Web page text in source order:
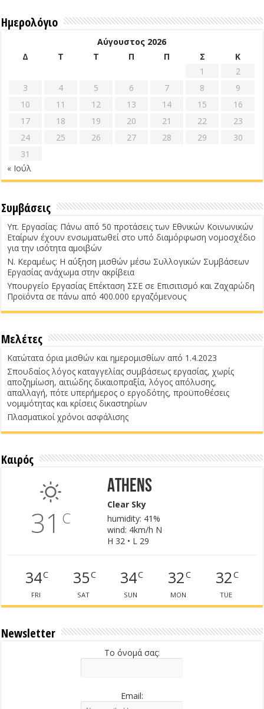
Ημερολόγιο
Αύγουστος 2026
Δ
Τ Τ Π Π Σ
Κ
1
2
3
4 5 6 7 8
9
10
11 12 13 14 15
16
17
18 19 20 21 22
23
24
25 26 27 28 29
30
31
« Ιούλ
Συμβάσεις
Υπ. Εργασίας: Πάνω από 50 προτάσεις των Εθνικών Κοινωνικών
Εταίρων έχουν ενσωματωθεί στο υπό διαμόρφωση νομοσχέδιο
για την ισότητα αμοιβών
Ν. Κεραμέως: Η αύξηση μισθών μέσω Συλλογικών Συμβάσεων
Εργασίας ανάχωμα στην ακρίβεια
Υπουργείο Εργασίας Επέκταση ΣΣΕ σε Επισιτισμό και Ζαχαρώδη
Προϊόντα σε πάνω από 400.000 εργαζόμενους
Μελέτες
Κατώτατα όρια μισθών και ημερομισθίων από 1.4.2023
Σπουδαίος λόγος καταγγελίας συμβάσεως εργασίας, χωρίς
αποζημίωση, αιτιώδης δικαιοπραξία, λόγος απόλυσης,
απαλλαγή, πότε υπερήμερος ο εργοδότης, προϋποθέσεις
νομιμότητας και κρίσεις δικαστηρίων
Πλασματικοί χρόνοι ασφάλισης
Καιρός
31 C
Athens
Clear Sky
humidity: 41%
wind: 4km/h N
H 32 • L 29
34C
FRI
35C
SAT
34C
SUN
32C
MON
32C
TUE
Newsletter
Το όνομά σας:
Email: